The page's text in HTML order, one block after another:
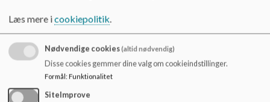
i
Du kan følge med i Filstedvejens Skole og DUS'
hverdag på vores Facebook side.
Læs mere icookiepolitik.
Nødvendige cookies(altid nødvendig)
Disse cookies gemmer dine valg om cookieindstillinger.
Formål: Funktionalitet
SiteImprove